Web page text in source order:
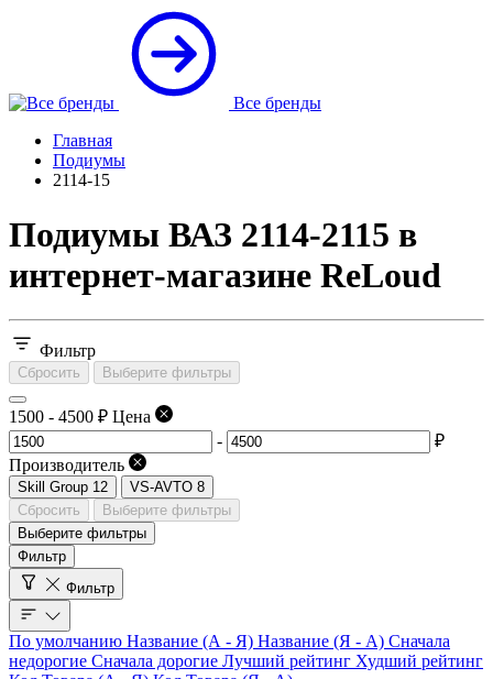
Все бренды
Главная
Подиумы
2114-15
Подиумы ВАЗ 2114-2115 в
интернет-магазине ReLoud
Фильтр
Сбросить Выберите фильтры
1500 - 4500 ₽ Цена
-
₽
Производитель
Skill Group 12 VS-AVTO 8
Сбросить
Выберите фильтры
Выберите фильтры
Фильтр
Фильтр
По умолчанию Название (А - Я) Название (Я - А) Сначала
недорогие Сначала дорогие Лучший рейтинг Худший рейтинг